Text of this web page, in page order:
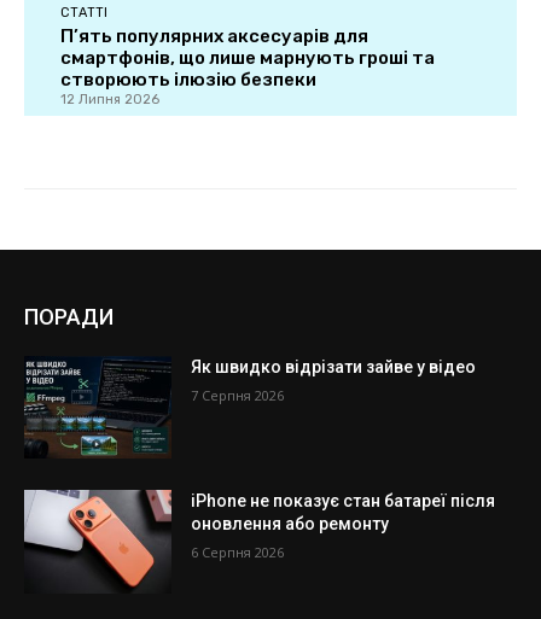
ПОРАДИ
Як швидко відрізати зайве у відео
7 Серпня 2026
iPhone не показує стан батареї після
оновлення або ремонту
6 Серпня 2026